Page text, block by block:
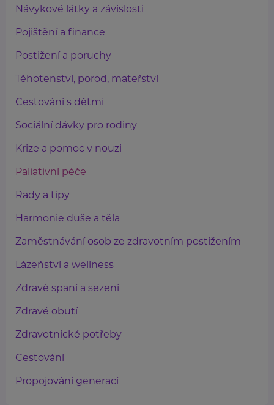
Návykové látky a závislosti
Pojištění a finance
Postižení a poruchy
Těhotenství, porod, mateřství
Cestování s dětmi
Sociální dávky pro rodiny
Krize a pomoc v nouzi
Paliativní péče
Rady a tipy
Harmonie duše a těla
Zaměstnávání osob ze zdravotním postižením
Lázeňství a wellness
Zdravé spaní a sezení
Zdravé obutí
Zdravotnické potřeby
Cestování
Propojování generací